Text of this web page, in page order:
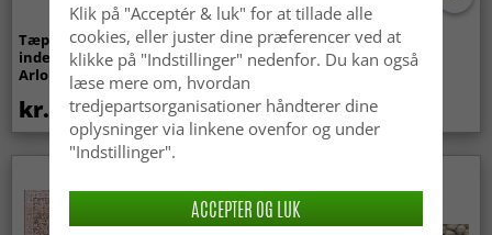
Tæpper til
indendørs/udendørs brug -
Arlo (beige)
kr.439
Bølget ryatæppe - Aranga
Super Soft Fur (beige)
kr.369
Klik på "Acceptér & luk" for at tillade alle
cookies, eller juster dine præferencer ved at
klikke på "Indstillinger" nedenfor. Du kan også
læse mere om, hvordan
tredjepartsorganisationer håndterer dine
oplysninger via linkene ovenfor og under
"Indstillinger".
ACCEPTER OG LUK